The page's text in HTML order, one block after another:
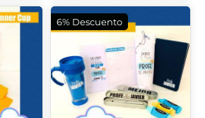
6% Descuento